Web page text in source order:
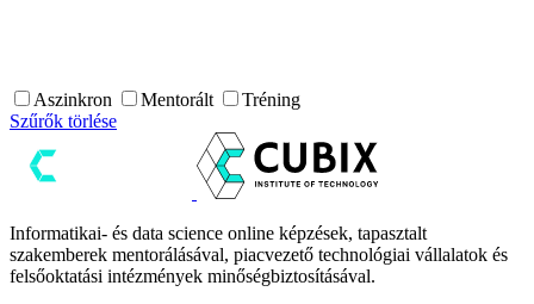
Aszinkron Mentorált
Tréning
Szűrők törlése
Informatikai- és data science online képzések, tapasztalt
szakemberek mentorálásával, piacvezető technológiai vállalatok és
felsőoktatási intézmények minőségbiztosításával.